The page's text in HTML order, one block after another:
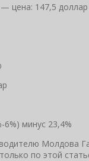
цена: 147,5
6%) минус 23,4%
Молдова
по этой